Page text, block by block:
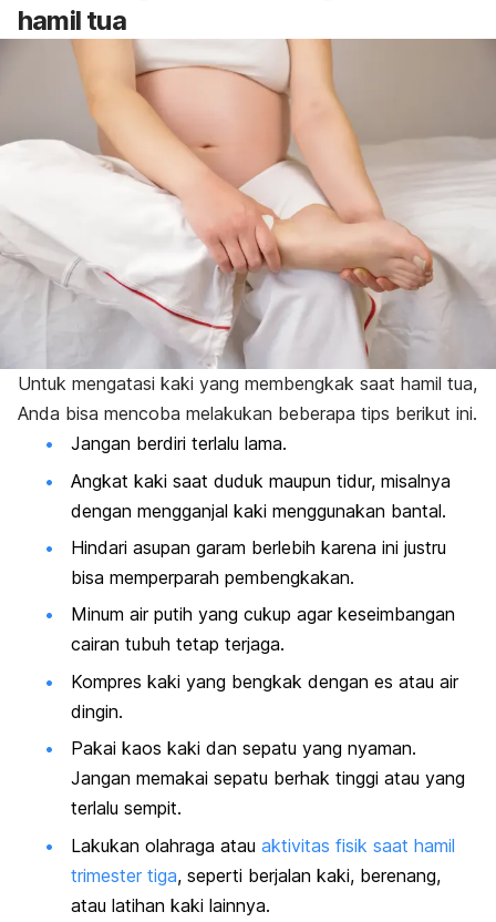
hamil tua
Untuk mengatasi kaki yang membengkak saat hamil tua,
Anda bisa mencoba melakukan beberapa tips berikut ini.
Jangan berdiri terlalu lama.
Angkat kaki saat duduk maupun tidur, misalnya
dengan mengganjal kaki menggunakan bantal.
Hindari asupan garam berlebih karena ini justru
bisa memperparah pembengkakan.
Minum air putih yang cukup agar keseimbangan
cairan tubuh tetap terjaga.
Kompres kaki yang bengkak dengan es atau air
dingin.
Pakai kaos kaki dan sepatu yang nyaman.
Jangan memakai sepatu berhak tinggi atau yang
terlalu sempit.
Lakukan olahraga atau aktivitas fisik saat hamil
trimester tiga, seperti berjalan kaki, berenang,
atau latihan kaki lainnya.